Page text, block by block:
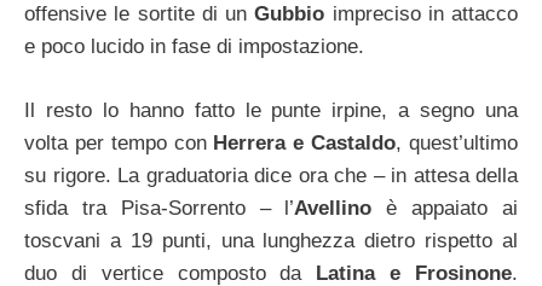
offensive le sortite di unGubbio impreciso in attacco
e poco lucido in fase di impostazione.
Il resto lo hanno fatto le punte irpine, a segno una
volta per tempo conHerrera e Castaldo, quest’ultimo
su rigore. La graduatoria dice ora che – in attesa della
sfida tra Pisa-Sorrento – l’Avellino è appaiato ai
toscvani a 19 punti, una lunghezza dietro rispetto al
duo di vertice composto da Latina e Frosinone.